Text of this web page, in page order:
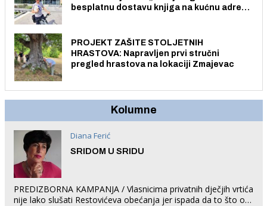
besplatnu dostavu knjiga na kućnu adresu
PROJEKT ZAŠITE STOLJETNIH
HRASTOVA: Napravljen prvi stručni
pregled hrastova na lokaciji Zmajevac
Kolumne
Diana Ferić
SRIDOM U SRIDU
PREDIZBORNA KAMPANJA / Vlasnicima privatnih dječjih vrtića
nije lako slušati Restovićeva obećanja jer ispada da to što oni